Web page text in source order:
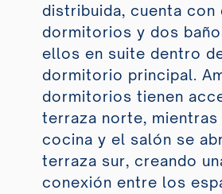
distribuida, cuenta con
dormitorios y dos
ellos en suite dentro
dormitorio principal.
dormitorios tienen
terraza norte, mientras
cocina y el salón se
terraza sur, creando
conexión entre los